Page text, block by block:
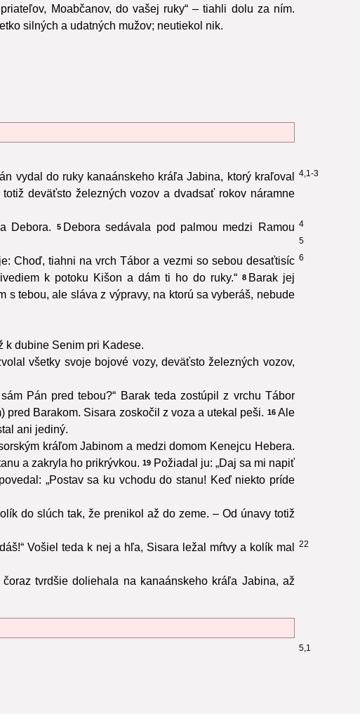
Moabčanov, do vašej ruky“ – tiahli dolu za ním.
silných a udatných mužov; neutiekol nik.
4,1-3
vydal do ruky kanaánskeho kráľa Jabina, ktorý kraľoval
deväťsto železných vozov a dvadsať rokov náramne
4
Debora. 5
5
Debora sedávala pod palmou medzi Ramou
6
Choď, tiahni na vrch Tábor a vezmi so sebou desaťtisíc
k potoku Kišon a dám ti ho do ruky.“ 8 Barak jej
s tebou, ale sláva z výpravy, na ktorú sa vyberáš, nebude
k dubine Senim pri Kadese.
všetky svoje bojové vozy, deväťsto železných vozov,
Pán pred tebou?“ Barak teda zostúpil z vrchu Tábor
Barakom. Sisara zoskočil z voza a utekal peši. 16 Ale
ani jediný.
kráľom Jabinom a medzi domom Kenejcu Hebera.
a zakryla ho prikrývkou. 19 Požiadal ju: „Daj sa mi napiť
„Postav sa ku vchodu do stanu! Keď niekto príde
do slúch tak, že prenikol až do zeme. – Od únavy totiž
22
Vošiel teda k nej a hľa, Sisara ležal mŕtvy a kolík mal
tvrdšie doliehala na kanaánskeho kráľa Jabina, až
5,1